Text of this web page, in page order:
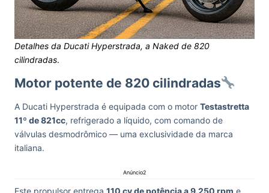
Detalhes da Ducati Hyperstrada, a Naked de 820
cilindradas.
Motor potente de 820 cilindradas
A Ducati Hyperstrada é equipada com o motor Testastretta
11º de 821cc, refrigerado a líquido, com comando de
válvulas desmodrômico — uma exclusividade da marca
italiana.
Anúncio2
Este propulsor entrega 110 cv de potência a 9.250 rpm e